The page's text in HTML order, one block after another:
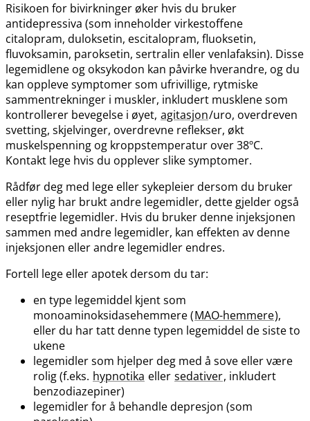
Risikoen for bivirkninger øker hvis du bruker
antidepressiva (som inneholder virkestoffene
citalopram, duloksetin, escitalopram, fluoksetin,
fluvoksamin, paroksetin, sertralin eller venlafaksin). Disse
legemidlene og oksykodon kan påvirke hverandre, og du
kan oppleve symptomer som ufrivillige, rytmiske
sammentrekninger i muskler, inkludert musklene som
kontrollerer bevegelse i øyet, agitasjon/uro, overdreven
svetting, skjelvinger, overdrevne reflekser, økt
muskelspenning og kroppstemperatur over 38ºC.
Kontakt lege hvis du opplever slike symptomer.
Rådfør deg med lege eller sykepleier dersom du bruker
eller nylig har brukt andre legemidler, dette gjelder også
reseptfrie legemidler. Hvis du bruker denne injeksjonen
sammen med andre legemidler, kan effekten av denne
injeksjonen eller andre legemidler endres.
Fortell lege eller apotek dersom du tar:
en type legemiddel kjent som
monoaminoksidasehemmere (MAO-hemmere),
eller du har tatt denne typen legemiddel de siste to
ukene
legemidler som hjelper deg med å sove eller være
rolig (f.eks. hypnotika eller sedativer, inkludert
benzodiazepiner)
legemidler for å behandle depresjon (som